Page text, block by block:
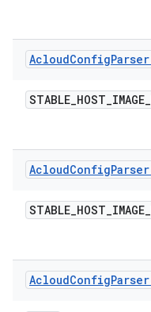
AcloudConfigParser
STABLE_HOST_IMAGE_
AcloudConfigParser
STABLE_HOST_IMAGE_
AcloudConfigParser